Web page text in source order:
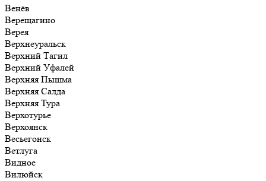
Венёв
Верещагино
Верея
Верхнеуральск
Верхний Тагил
Верхний Уфалей
Верхняя Пышма
Верхняя Салда
Верхняя Тура
Верхотурье
Верхоянск
Весьегонск
Ветлуга
Видное
Вилюйск